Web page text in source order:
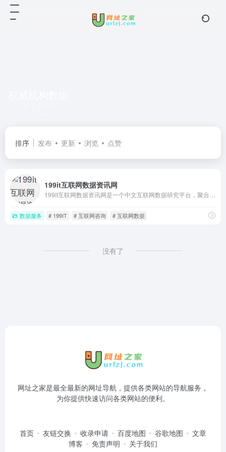
排序 发布 更新 浏览 点赞
199it互联网数据资讯网
数据服务 # 199IT # 互联网咨询 # 互联网数据
没有了
网址之家是最全最新的网址导航，提供各类网站的导航服务，
为你提供快速访问各类网站的便利。
首页 友链交换 收录申请 百度地图 谷歌地图
文章
博客
免责声明 关于我们